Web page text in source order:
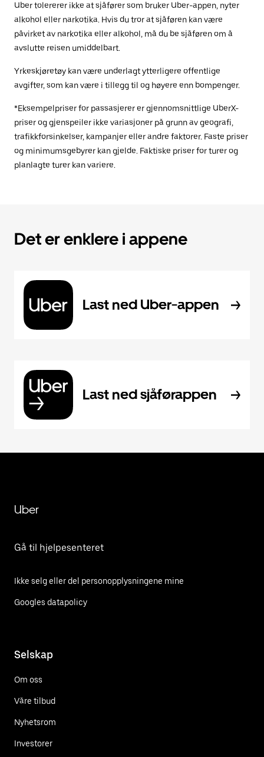
Uber tolererer ikke at sjåfører som bruker Uber-appen, nyter
alkohol eller narkotika. Hvis du tror at sjåføren kan være
påvirket av narkotika eller alkohol, må du be sjåføren om å
avslutte reisen umiddelbart.
Yrkeskjøretøy kan være underlagt ytterligere offentlige
avgifter, som kan være i tillegg til og høyere enn bompenger.
*Eksempelpriser for passasjerer er gjennomsnittlige UberX-
priser og gjenspeiler ikke variasjoner på grunn av geografi,
trafikkforsinkelser, kampanjer eller andre faktorer. Faste priser
og minimumsgebyrer kan gjelde. Faktiske priser for turer og
planlagte turer kan variere.
Det er enklere i appene
Last ned Uber-appen
Last ned sjåførappen
Uber
Gå til hjelpesenteret
Ikke selg eller del personopplysningene mine
Googles datapolicy
Selskap
Om oss
Våre tilbud
Nyhetsrom
Investorer